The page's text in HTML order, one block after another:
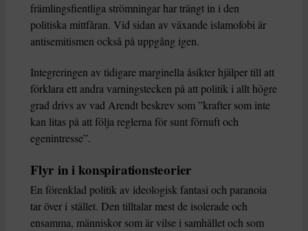
främlingsfientliga strömningar har trängt in i den
politiska mittfåran. Vid sidan av växande islamofobi är
antisemitismen också på uppgång igen.
Integreringen av tidigare marginella åsikter hjälper till att
förklara ett andra varningstecken på att politik i allt högre
grad drivs av vad Arendt beskrev som ”krafter som inte
kan litas på att följa reglerna för sunt förnuft och
egenintresse”.
Flyr in i konspirationsteorier
En förenklad politik av ideologisk fantasi och paranoia
tar över i stället. Den tilltalar mest de isolerade och
ensamma, människor som är vilse i samhället och som